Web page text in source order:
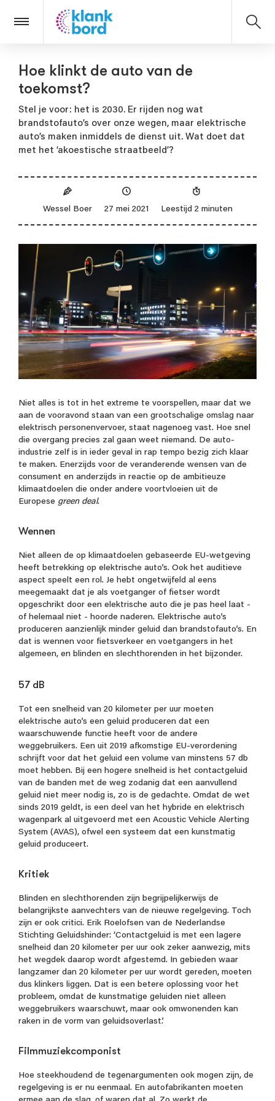
Hoe klinkt de auto van de
toekomst?
Stel je voor: het is 2030. Er rijden nog wat
brandstofauto’s over onze wegen, maar elektrische
auto’s maken inmiddels de dienst uit. Wat doet dat
met het ‘akoestische straatbeeld’?
Wessel Boer 27 mei 2021 Leestijd 2 minuten
Niet alles is tot in het extreme te voorspellen, maar dat we
aan de vooravond staan van een grootschalige omslag naar
elektrisch personenvervoer, staat nagenoeg vast. Hoe snel
die overgang precies zal gaan weet niemand. De auto-
industrie zelf is in ieder geval in rap tempo bezig zich klaar
te maken. Enerzijds voor de veranderende wensen van de
consument en anderzijds in reactie op de ambitieuze
klimaatdoelen die onder andere voortvloeien uit de
Europese green deal.
Wennen
Niet alleen de op klimaatdoelen gebaseerde EU-wetgeving
heeft betrekking op elektrische auto’s. Ook het auditieve
aspect speelt een rol. Je hebt ongetwijfeld al eens
meegemaakt dat je als voetganger of fietser wordt
opgeschrikt door een elektrische auto die je pas heel laat -
of helemaal niet - hoorde naderen. Elektrische auto’s
produceren aanzienlijk minder geluid dan brandstofauto’s. En
dat is wennen voor fietsverkeer en voetgangers in het
algemeen, en blinden en slechthorenden in het bijzonder.
57 dB
Tot een snelheid van 20 kilometer per uur moeten
elektrische auto’s een geluid produceren dat een
waarschuwende functie heeft voor de andere
weggebruikers. Een uit 2019 afkomstige EU-verordening
schrijft voor dat het geluid een volume van minstens 57 db
moet hebben. Bij een hogere snelheid is het contactgeluid
van de banden met de weg zodanig dat een aanvullend
geluid niet meer nodig is, zo is de gedachte. Omdat de wet
sinds 2019 geldt, is een deel van het hybride en elektrisch
wagenpark al uitgevoerd met een Acoustic Vehicle Alerting
System (AVAS), ofwel een systeem dat een kunstmatig
geluid produceert.
Kritiek
Blinden en slechthorenden zijn begrijpelijkerwijs de
belangrijkste aanvechters van de nieuwe regelgeving. Toch
zijn er ook critici. Erik Roelofsen van de Nederlandse
Stichting Geluidshinder: ‘Contactgeluid is met een lagere
snelheid dan 20 kilometer per uur ook zeker aanwezig, mits
het wegdek daarop wordt afgestemd. In gebieden waar
langzamer dan 20 kilometer per uur wordt gereden, moeten
dus klinkers liggen. Dat is een betere oplossing voor het
probleem, omdat de kunstmatige geluiden niet alleen
weggebruikers waarschuwt, maar ook omwonenden kan
raken in de vorm van geluidsoverlast.’
Filmmuziekcomponist
Hoe steekhoudend de tegenargumenten ook mogen zijn, de
regelgeving is er nu eenmaal. En autofabrikanten moeten